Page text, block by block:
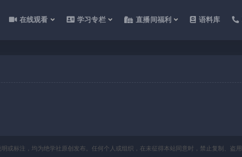
在线观看 学习专栏 直播间福利 语料库
或标注，均为绝学社原创发布。任何个人或组织，在未征得本站同意时，禁止复制、盗